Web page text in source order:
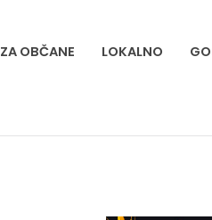
ZA OBČANE LOKALNO